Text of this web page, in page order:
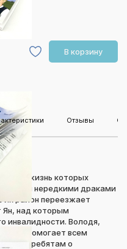
В корзину
Отзывы
жизнь которых
и нередкими драками
их район переезжает
Ян, над которым
инвалидности. Володя,
Это помогает всем
ребятам о